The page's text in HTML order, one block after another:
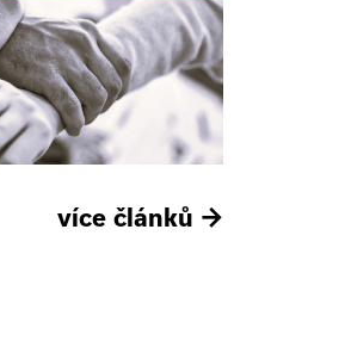
více článků →